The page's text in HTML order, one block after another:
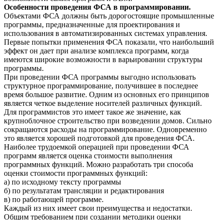
Особенности проведения ФСА в программировании.
Объектами ФСА должны быть дорогостоящие промышленные
программы, предназначенные для проектирования и
использования в автоматизированных системах управления.
Первые попытки применения ФСА показали, что наибольший
эффект он дает при анализе комплекса программ, когда
имеются широкие возможности в варьировании структуры
программы.
При проведении ФСА программы выгодно использовать
структурное программирование, получившее в последнее
время большое развитие. Одним из основных его принципов
является четкое выделение носителей различных функций.
Для программистов это имеет такое же значение, как
крупноблочное строительство при возведении домов. Сильно
сокращаются расходы на программирование. Одновременно
это является хорошей подготовкой для проведения ФСА.
Наиболее трудоемкой операцией при проведении ФСА
программ является оценка стоимости выполнения
программных функций. Можно разработать три способа
оценки стоимости программных функций:
а) по исходному тексту программы
б) по результатам трансляции и редактирования
в) по работающей программе.
Каждый из них имеет свои преимущества и недостатки.
Общим требованием при создании методики оценки